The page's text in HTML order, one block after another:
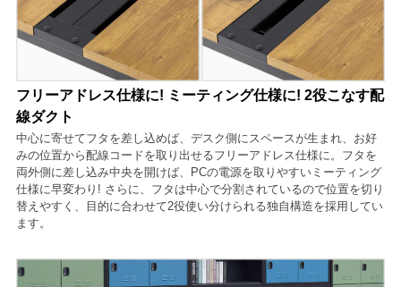
フリーアドレス仕様に! ミーティング仕様に! 2役こなす配
線ダクト
中心に寄せてフタを差し込めば、デスク側にスペースが生まれ、お好
みの位置から配線コードを取り出せるフリーアドレス仕様に。フタを
両外側に差し込み中央を開けば、PCの電源を取りやすいミーティング
仕様に早変わり! さらに、フタは中心で分割されているので位置を切り
替えやすく、目的に合わせて2役使い分けられる独自構造を採用してい
ます。